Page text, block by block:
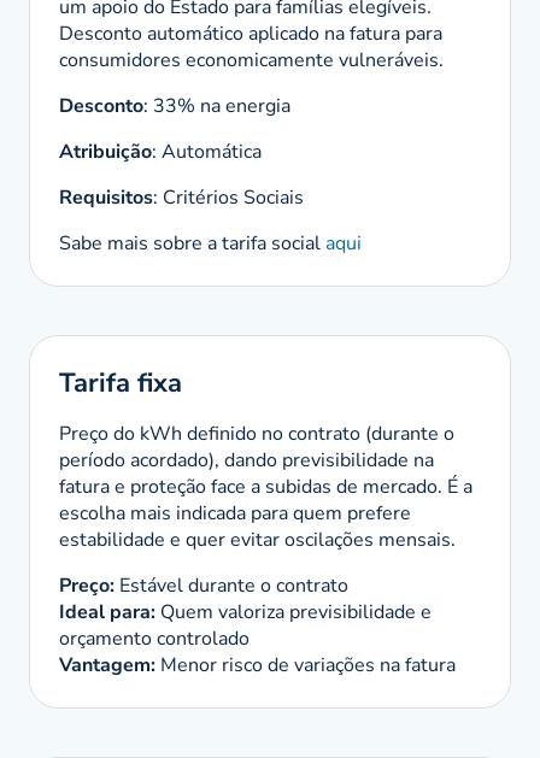
um apoio do Estado para famílias elegíveis.
Desconto automático aplicado na fatura para
consumidores economicamente vulneráveis.
Desconto: 33% na energia
Atribuição: Automática
Requisitos: Critérios Sociais
Sabe mais sobre a tarifa socialaqui
Tarifa fixa
Preço do kWh definido no contrato (durante o
período acordado), dando previsibilidade na
fatura e proteção face a subidas de mercado. É a
escolha mais indicada para quem prefere
estabilidade e quer evitar oscilações mensais.
Preço: Estável durante o contrato
Ideal para: Quem valoriza previsibilidade e
orçamento controlado
Vantagem: Menor risco de variações na fatura